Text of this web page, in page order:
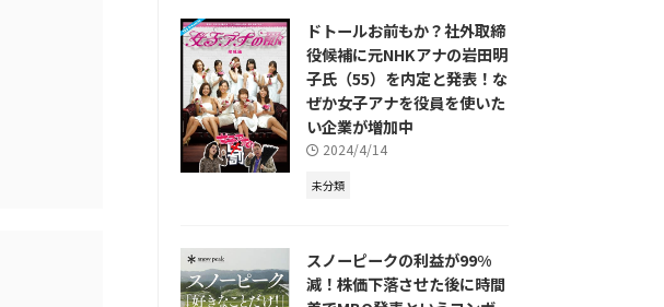
ドトールお前もか？社外取締
役候補に元NHKアナの岩田明
子氏（55）を内定と発表！な
ぜか女子アナを役員を使いた
い企業が増加中
2024/4/14
未分類
スノーピークの利益が99%
減！株価下落させた後に時間